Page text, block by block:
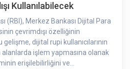
Kullanılabilecek
(RBI), Merkez Bankası Dijital Para
çevrimdışı özelliğinin
dijital rupi kullanıcılarının
işlem yapmasına olanak
erişilebilirliğini ve